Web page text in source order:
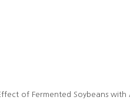
Effect of Fermented Soybeans